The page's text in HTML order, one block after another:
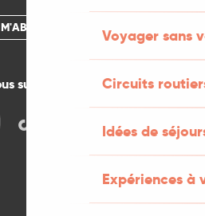
Voyager sans
Circuits
Idées de
Expériences à
sur les réseaux !